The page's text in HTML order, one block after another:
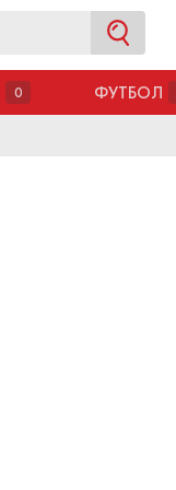
0 ФУТБОЛ